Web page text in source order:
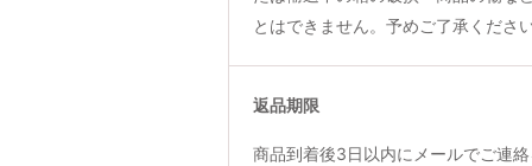
とはできません。予めご了承くださ
返品期限
商品到着後3日以内にメールでご連